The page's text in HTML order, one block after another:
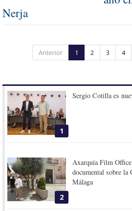
Nerja
Anterior 1 2 3 4
1
Sergio Cotilla es
2
Axarquía Film
documental sobre la
Málaga